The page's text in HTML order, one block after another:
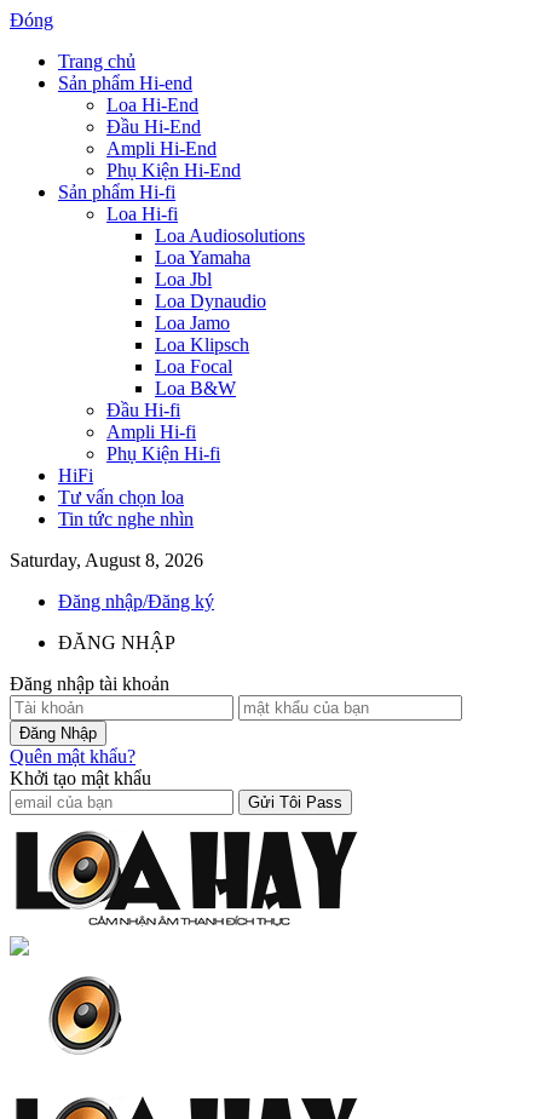
Đóng
Trang chủ
Sản phẩm Hi-end
Loa Hi-End
Đầu Hi-End
Ampli Hi-End
Phụ Kiện Hi-End
Sản phẩm Hi-fi
Loa Hi-fi
Loa Audiosolutions
Loa Yamaha
Loa Jbl
Loa Dynaudio
Loa Jamo
Loa Klipsch
Loa Focal
Loa B&W
Đầu Hi-fi
Ampli Hi-fi
Phụ Kiện Hi-fi
HiFi
Tư vấn chọn loa
Tin tức nghe nhìn
Saturday, August 8, 2026
Đăng nhập/Đăng ký
ĐĂNG NHẬP
Đăng nhập tài khoản
Quên mật khẩu?
Khởi tạo mật khẩu